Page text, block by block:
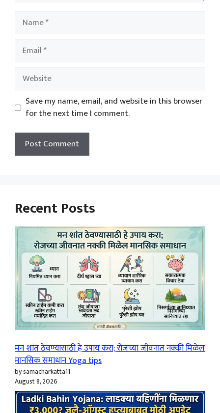
Name
Email
Website
Save my name, email, and website in this browser
for the next time I comment.
Recent Posts
मन शांत ठेवण्यासाठी हे उपाय करा; रोजच्या जीवनात नक्की मिळेल
मानसिक समाधान Yoga tips
by samacharkatta11
August 8, 2026